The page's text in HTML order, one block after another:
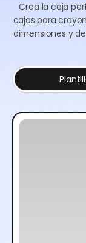
Crea la caja
cajas para
dimensiones y